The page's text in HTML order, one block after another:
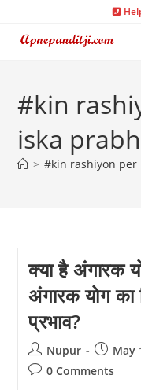
content
#kin
iska
> #kin rashiyon per
क्या है अंगारक
अंगारक योग का
प्रभाव?
Post
author:
Nupur
PostMay
Post0 Comments